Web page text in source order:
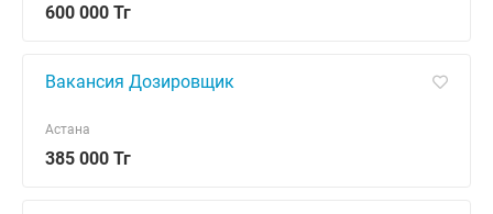
600 000 Тг
Вакансия Дозировщик
385 000 Тг
Астана